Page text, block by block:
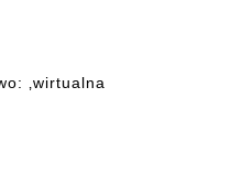
‚wirtualna